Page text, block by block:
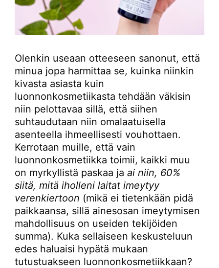
Olenkin useaan otteeseen sanonut, että
minua jopa harmittaa se, kuinka niinkin
kivasta asiasta kuin
luonnonkosmetiikasta tehdään väkisin
niin pelottavaa sillä, että siihen
suhtaudutaan niin omalaatuisella
asenteella ihmeellisesti vouhottaen.
Kerrotaan muille, että vain
luonnonkosmetiikka toimii, kaikki muu
on myrkyllistä paskaa ja ai niin, 60%
siitä, mitä iholleni laitat imeytyy
verenkiertoon (mikä ei tietenkään pidä
paikkaansa, sillä ainesosan imeytymisen
mahdollisuus on useiden tekijöiden
summa). Kuka sellaiseen keskusteluun
edes haluaisi hypätä mukaan
tutustuakseen luonnonkosmetiikkaan?